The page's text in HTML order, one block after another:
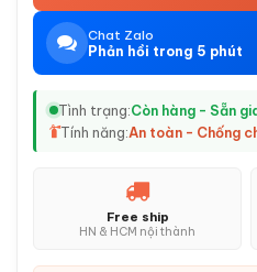
Chat Zalo
Phản hồi trong 5 phút
Tình trạng:Còn hàng - Sẵn
Tính năng:An toàn - Chống
Free ship
HN & HCM nội thành